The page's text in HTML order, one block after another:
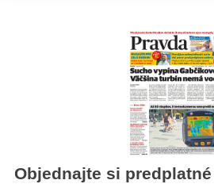
Objednajte si